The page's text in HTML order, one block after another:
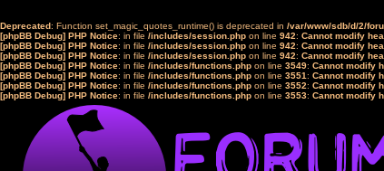
Deprecated: Function set_magic_quotes_runtime() is deprecated in /var/www/sdb/d/2/
[phpBB Debug] PHP Notice: in file /includes/session.php on line 942: Cannot modify
[phpBB Debug] PHP Notice: in file /includes/session.php on line 942: Cannot modify
[phpBB Debug] PHP Notice: in file /includes/session.php on line 942: Cannot modify
[phpBB Debug] PHP Notice: in file /includes/functions.php on line 3549: Cannot modify
[phpBB Debug] PHP Notice: in file /includes/functions.php on line 3551: Cannot modify
[phpBB Debug] PHP Notice: in file /includes/functions.php on line 3552: Cannot modify
[phpBB Debug] PHP Notice: in file /includes/functions.php on line 3553: Cannot modify